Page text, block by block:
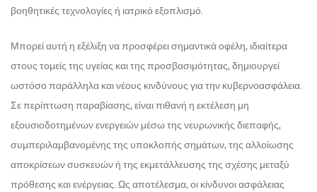
βοηθητικές τεχνολογίες ή ιατρικό εξοπλισμό.
Μπορεί αυτή η εξέλιξη να προσφέρει σημαντικά οφέλη, ιδιαίτερα
στους τομείς της υγείας και της προσβασιμότητας, δημιουργεί
ωστόσο παράλληλα και νέους κινδύνους για την κυβερνοασφάλεια.
Σε περίπτωση παραβίασης, είναι πιθανή η εκτέλεση μη
εξουσιοδοτημένων ενεργειών μέσω της νευρωνικής διεπαφής,
συμπεριλαμβανομένης της υποκλοπής σημάτων, της αλλοίωσης
αποκρίσεων συσκευών ή της εκμετάλλευσης της σχέσης μεταξύ
πρόθεσης και ενέργειας. Ως αποτέλεσμα, οι κίνδυνοι ασφάλειας